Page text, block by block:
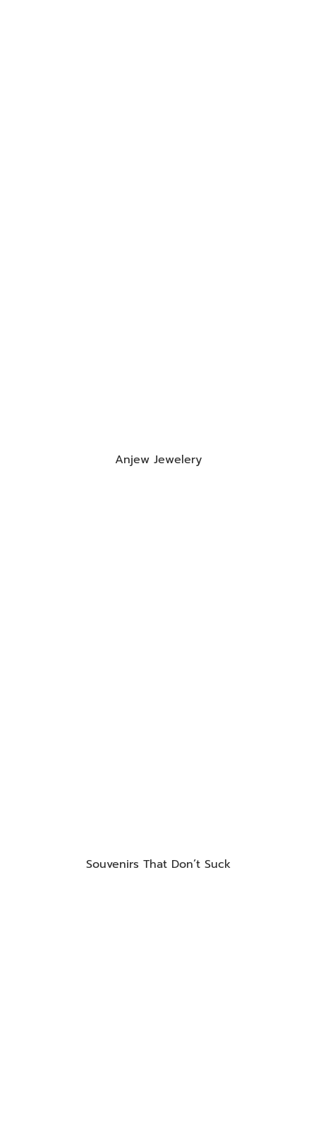
Anjew Jewelery
Souvenirs That Don’t Suck